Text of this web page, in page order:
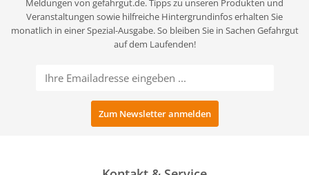
Meldungen von gefahrgut.de. Tipps zu unseren Produkten und
Veranstaltungen sowie hilfreiche Hintergrundinfos erhalten Sie
monatlich in einer Spezial-Ausgabe. So bleiben Sie in Sachen Gefahrgut
auf dem Laufenden!